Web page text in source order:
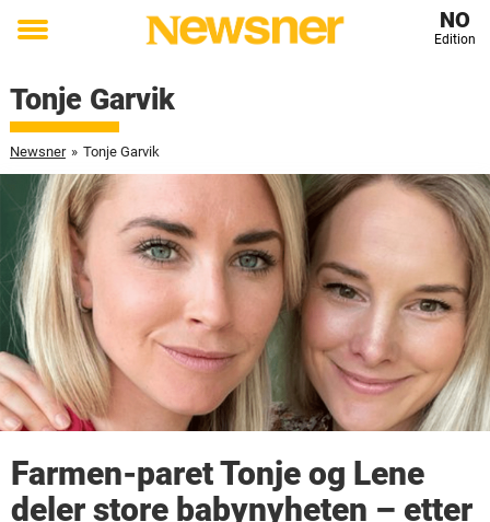
Toggle
NO
Edition
Tonje Garvik
Newsner » Tonje Garvik
Farmen-paret Tonje og Lene
deler store babynyheten – etter